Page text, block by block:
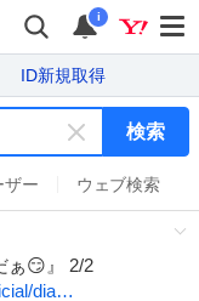
i
ID新規取得
キ
ー
ワ
ド
検索
ザー ウェブ検索
ぁ😏』 2/2
dia…